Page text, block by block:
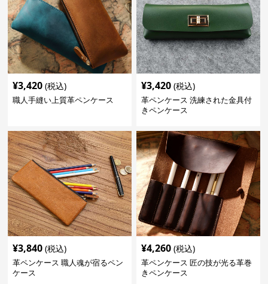
¥3,420 (税込)
職人手縫い上質革ペンケース
¥3,420 (税込)
革ペンケース 洗練された金具付
きペンケース
¥3,840 (税込)
革ペンケース 職人魂が宿るペン
ケース
¥4,260 (税込)
革ペンケース 匠の技が光る革巻
きペンケース